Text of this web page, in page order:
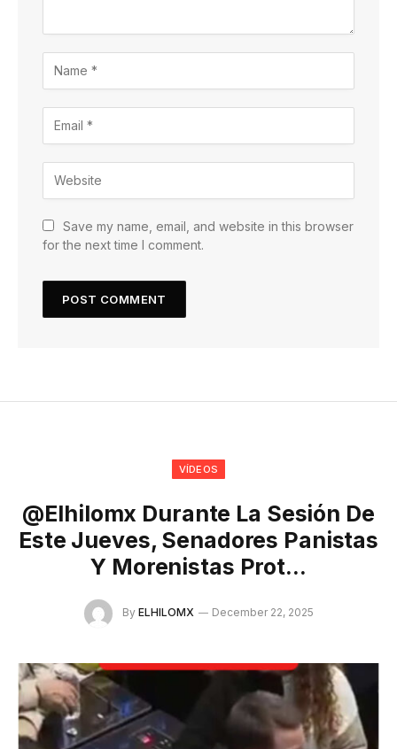
Save my name, email, and website in this browser
for the next time I comment.
VÍDEOS
@elhilomx Durante La Sesión De
Este Jueves, Senadores Panistas
Y Morenistas Prot…
By ELHILOMX December 22, 2025